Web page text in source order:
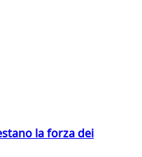
la forza dei